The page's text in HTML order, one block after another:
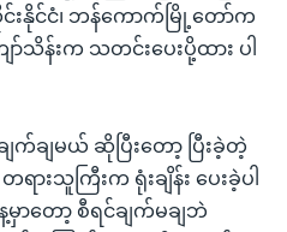
နိုင်ငံ၊ ဘန်ကောက်မြို့တော်က
ာ်သိန်းက သတင်းပေးပို့ထား ပါ
က်ချမယ် ဆိုပြီးတော့ ပြီးခဲ့တဲ့
ားသူကြီးက ရုံးချိန်း ပေးခဲ့ပါ
ာတော့ စီရင်ချက်မချဘဲ